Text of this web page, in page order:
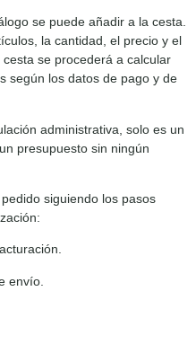
se puede añadir a la cesta.
la cantidad, el precio y el
se procederá a calcular
según los datos de pago y de
administrativa, solo es un
presupuesto sin ningún
siguiendo los pasos
envío.